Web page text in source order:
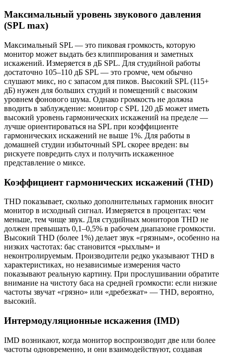
Максимальный уровень звукового давления
(SPL max)
Максимальный SPL — это пиковая громкость, которую
монитор может выдать без клиппирования и заметных
искажений. Измеряется в дБ SPL. Для студийной работы
достаточно 105–110 дБ SPL — это громче, чем обычно
слушают микс, но с запасом для пиков. Высокий SPL (115+
дБ) нужен для больших студий и помещений с высоким
уровнем фонового шума. Однако громкость не должна
вводить в заблуждение: монитор с SPL 120 дБ может иметь
высокий уровень гармонических искажений на пределе —
лучше ориентироваться на SPL при коэффициенте
гармонических искажений не выше 1%. Для работы в
домашней студии избыточный SPL скорее вреден: вы
рискуете повредить слух и получить искаженное
представление о миксе.
Коэффициент гармонических искажений (THD)
THD показывает, сколько дополнительных гармоник вносит
монитор в исходный сигнал. Измеряется в процентах: чем
меньше, тем чище звук. Для студийных мониторов THD не
должен превышать 0,1–0,5% в рабочем диапазоне громкости.
Высокий THD (более 1%) делает звук «грязным», особенно на
низких частотах: бас становится «рыхлым» и
неконтролируемым. Производители редко указывают THD в
характеристиках, но независимые измерения часто
показывают реальную картину. При прослушивании обратите
внимание на чистоту баса на средней громкости: если низкие
частоты звучат «грязно» или «дребезжат» — THD, вероятно,
высокий.
Интермодуляционные искажения (IMD)
IMD возникают, когда монитор воспроизводит две или более
частоты одновременно, и они взаимодействуют, создавая